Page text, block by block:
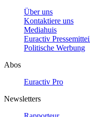
Über uns
Kontaktiere uns
Mediahuis
Euractiv
Politische Werbung
Abos
Euractiv Pro
Newsletters